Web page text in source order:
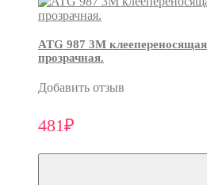
ATG 987 3М
прозрачная.
Добавить отзыв
481₽